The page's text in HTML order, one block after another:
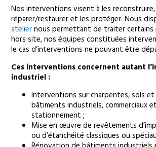
Nos interventions visent à les
réparer/restaurer et les protéger. Nous
ateliernous permettant de traiter certains
hors site, nos équipes constituées
le cas d’interventions ne pouvant être
Ces interventions concernent autant
industriel :
Interventions sur charpentes, sols
bâtiments industriels, commerciaux
stationnement ;
Mise en œuvre de revêtements
ou d’étanchéité classiques ou